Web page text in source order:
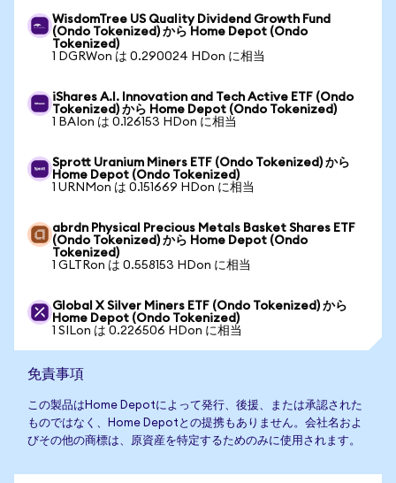
WisdomTree US Quality Dividend Growth Fund
(Ondo Tokenized) から Home Depot (Ondo
Tokenized)
1 DGRWon は 0.290024 HDon に相当
iShares A.I. Innovation and Tech Active ETF (Ondo
Tokenized) から Home Depot (Ondo Tokenized)
1 BAIon は 0.126153 HDon に相当
Sprott Uranium Miners ETF (Ondo Tokenized) から
Home Depot (Ondo Tokenized)
1 URNMon は 0.151669 HDon に相当
abrdn Physical Precious Metals Basket Shares ETF
(Ondo Tokenized) から Home Depot (Ondo
Tokenized)
1 GLTRon は 0.558153 HDon に相当
Global X Silver Miners ETF (Ondo Tokenized) から
Home Depot (Ondo Tokenized)
1 SILon は 0.226506 HDon に相当
免責事項
この製品はHome Depotによって発行、後援、または承認された
ものではなく、Home Depotとの提携もありません。会社名およ
びその他の商標は、原資産を特定するためのみに使用されます。